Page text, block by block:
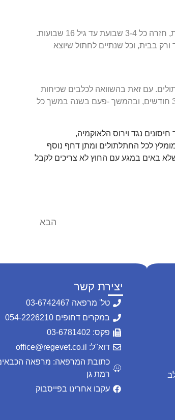
מתן החיסון המשולש/מרובע: חיסון ראשון לגורים בני 6-7 שבועות, חזרה כל 3-4 שבועת עד גיל 16 שבועות.
3 שנים לחתול שחי לבד ורק בבית, וכל שנתיים לחתול שיוצא
עם זאת בהשוואה לכלבים שכיחות
מקרי הכלבת אצל חתולים היא נמוכה יותר.. מתן החיסון בגיל 3-6 חודשים, ובהמשך -פעם בשנה במשך כל
נגד וירוס הלאוקמיה,
לכל החתלתולים ומתן דחף נוסף
באים במגע עם החוץ לא צריכים לקבל
הבא
יצירת קשר
טל' מרפאה 03-6742467
במקרים דחופים 054-2226210
פקס: 03-6781402
דוא"ל: office@regevet.co.il
רמת גן
עקבו אחרינו בפייסבוק